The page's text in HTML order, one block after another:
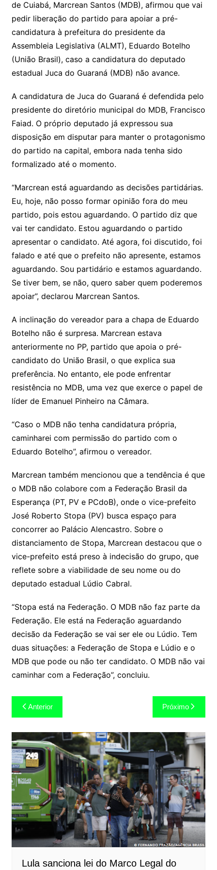
Li
n
k
A
p
p
a
m
dI
n
e
a
s
o
m
s
a
g
e
o
k.
c
o
m
p
e
o
o
M
ai
l
a
d
s
l
e
de Cuiabá, Marcrean Santos (MDB), afirmou que vai
pedir liberação do partido para apoiar a pré-
candidatura à prefeitura do presidente da
Assembleia Legislativa (ALMT), Eduardo Botelho
(União Brasil), caso a candidatura do deputado
estadual Juca do Guaraná (MDB) não avance.
A candidatura de Juca do Guaraná é defendida pelo
presidente do diretório municipal do MDB, Francisco
Faiad. O próprio deputado já expressou sua
disposição em disputar para manter o protagonismo
do partido na capital, embora nada tenha sido
formalizado até o momento.
“Marcrean está aguardando as decisões partidárias.
Eu, hoje, não posso formar opinião fora do meu
partido, pois estou aguardando. O partido diz que
vai ter candidato. Estou aguardando o partido
apresentar o candidato. Até agora, foi discutido, foi
falado e até que o prefeito não apresente, estamos
aguardando. Sou partidário e estamos aguardando.
Se tiver bem, se não, quero saber quem poderemos
apoiar”, declarou Marcrean Santos.
A inclinação do vereador para a chapa de Eduardo
Botelho não é surpresa. Marcrean estava
anteriormente no PP, partido que apoia o pré-
candidato do União Brasil, o que explica sua
preferência. No entanto, ele pode enfrentar
resistência no MDB, uma vez que exerce o papel de
líder de Emanuel Pinheiro na Câmara.
“Caso o MDB não tenha candidatura própria,
caminharei com permissão do partido com o
Eduardo Botelho”, afirmou o vereador.
Marcrean também mencionou que a tendência é que
o MDB não colabore com a Federação Brasil da
Esperança (PT, PV e PCdoB), onde o vice-prefeito
José Roberto Stopa (PV) busca espaço para
concorrer ao Palácio Alencastro. Sobre o
distanciamento de Stopa, Marcrean destacou que o
vice-prefeito está preso à indecisão do grupo, que
reflete sobre a viabilidade de seu nome ou do
deputado estadual Lúdio Cabral.
“Stopa está na Federação. O MDB não faz parte da
Federação. Ele está na Federação aguardando
decisão da Federação se vai ser ele ou Lúdio. Tem
duas situações: a Federação de Stopa e Lúdio e o
MDB que pode ou não ter candidato. O MDB não vai
caminhar com a Federação”, concluiu.
Navegação
de
Post
Anterior Próximo
Lula sanciona lei do Marco Legal do